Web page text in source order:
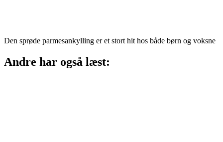
Den sprøde parmesankylling er et stort hit hos både børn og voksne
Andre har også læst: